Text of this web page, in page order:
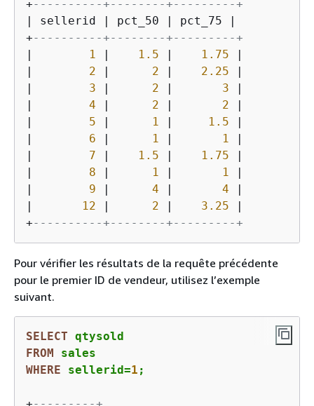
+----------+--------+---------+
|
sellerid | pct_50 | pct_75
|
+----------+--------+---------+
|
1 | 1.5 | 1.75
|
|
2 | 2 | 2.25
|
|
3 | 2 | 3
|
|
4 | 2 | 2
|
|
5 | 1 | 1.5
|
|
6 | 1 | 1
|
|
7 | 1.5 | 1.75
|
|
8 | 1 | 1
|
|
9 | 4 | 4
|
|
12 | 2 | 3.25
|
+----------+--------+---------+
Pour vérifier les résultats de la requête précédente
pour le premier ID de vendeur, utilisez l’exemple
suivant.
SELECT
FROM
WHERE sellerid=1 ;